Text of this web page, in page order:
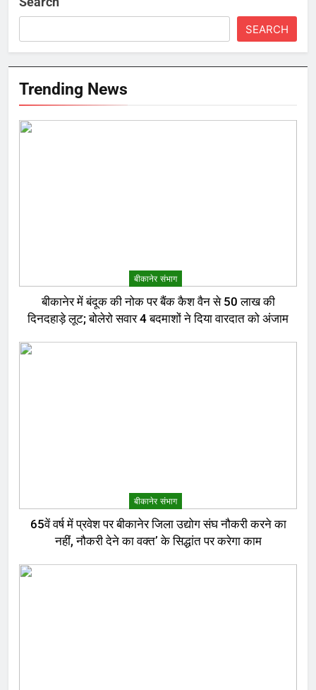
SEARCH
Trending News
बीकानेर संभाग
बीकानेर में बंदूक की नोक पर बैंक कैश वैन से 50 लाख की
दिनदहाड़े लूट; बोलेरो सवार 4 बदमाशों ने दिया वारदात को अंजाम
बीकानेर संभाग
65वें वर्ष में प्रवेश पर बीकानेर जिला उद्योग संघ नौकरी करने का
नहीं, नौकरी देने का वक्त’ के सिद्धांत पर करेगा काम